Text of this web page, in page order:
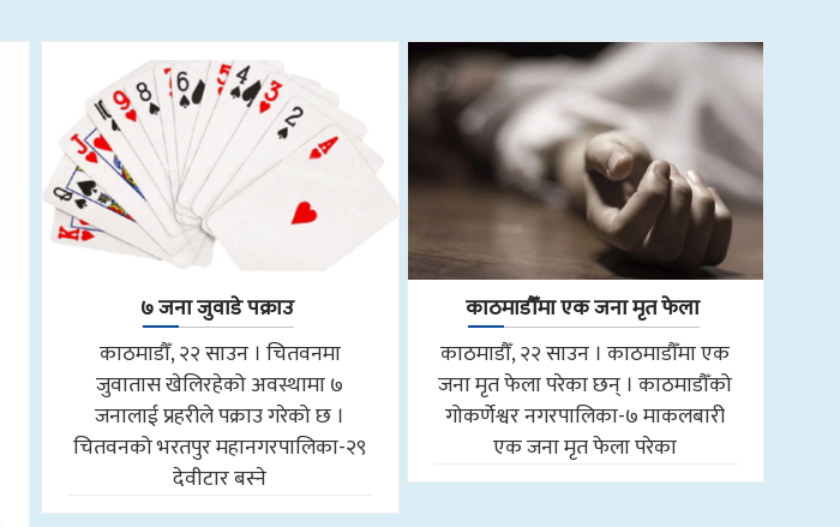
७ जना जुवाडे पक्राउ
काठमाडौँ, २२ साउन । चितवनमा
जुवातास खेलिरहेको अवस्थामा ७
जनालाई प्रहरीले पक्राउ गरेको छ ।
चितवनको भरतपुर महानगरपालिका-२९
देवीटार बस्ने
काठमाडौँमा एक जना मृत फेला
काठमाडौँ, २२ साउन । काठमाडौँमा एक
जना मृत फेला परेका छन् । काठमाडौँको
गोकर्णेश्वर नगरपालिका-७ माकलबारी
एक जना मृत फेला परेका